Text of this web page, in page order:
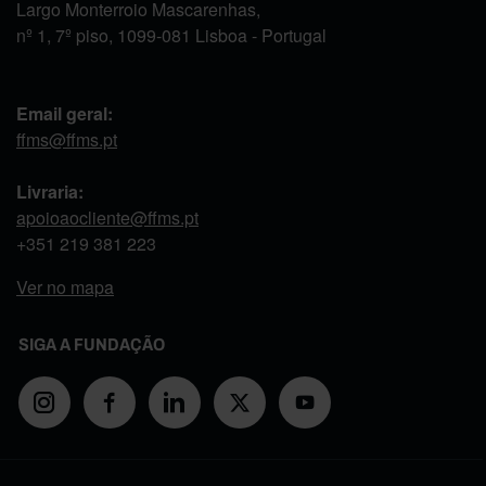
Largo Monterroio Mascarenhas,
nº 1, 7º piso, 1099-081 Lisboa - Portugal
Email geral:
ffms@ffms.pt
Livraria:
apoioaocliente@ffms.pt
+351 219 381 223
Ver no mapa
SIGA A FUNDAÇÃO